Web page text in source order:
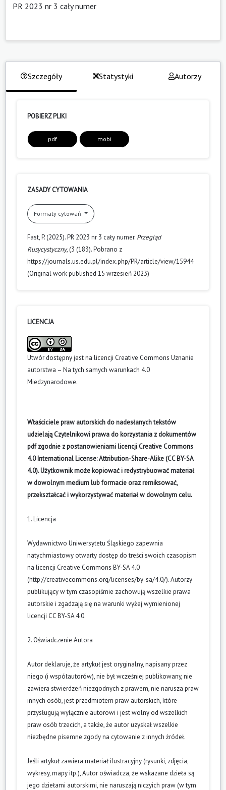
PR 2023 nr 3 cały numer
Szczegóły Statystyki Autorzy
POBIERZ PLIKI
pdf mobi
ZASADY CYTOWANIA
Formaty cytowań
Fast, P. (2025). PR 2023 nr 3 cały numer. Przegląd
Rusycystyczny, (3 (183). Pobrano z
https://journals.us.edu.pl/index.php/PR/article/view/15944
(Original work published 15 wrzesień 2023)
LICENCJA
Utwór dostępny jest na licencji Creative Commons Uznanie
autorstwa – Na tych samych warunkach 4.0
Miedzynarodowe.
Właściciele praw autorskich do nadesłanych tekstów
udzielają Czytelnikowi prawa do korzystania z dokumentów
pdf zgodnie z postanowieniami licencji Creative Commons
4.0 International License: Attribution-Share-Alike (CC BY-SA
4.0). Użytkownik może kopiować i redystrybuować materiał
w dowolnym medium lub formacie oraz remiksować,
przekształcać i wykorzystywać materiał w dowolnym celu.
1. Licencja
Wydawnictwo Uniwersytetu Śląskiego zapewnia
natychmiastowy otwarty dostęp do treści swoich czasopism
na licencji Creative Commons BY-SA 4.0
(http://creativecommons.org/licenses/by-sa/4.0/). Autorzy
publikujący w tym czasopiśmie zachowują wszelkie prawa
autorskie i zgadzają się na warunki wyżej wymienionej
licencji CC BY-SA 4.0.
2. Oświadczenie Autora
Autor deklaruje, że artykuł jest oryginalny, napisany przez
niego (i współautorów), nie był wcześniej publikowany, nie
zawiera stwierdzeń niezgodnych z prawem, nie narusza praw
innych osób, jest przedmiotem praw autorskich, które
przysługują wyłącznie autorowi i jest wolny od wszelkich
praw osób trzecich, a także, że autor uzyskał wszelkie
niezbędne pisemne zgody na cytowanie z innych źródeł.
Jeśli artykuł zawiera materiał ilustracyjny (rysunki, zdjęcia,
wykresy, mapy itp.), Autor oświadcza, że wskazane dzieła są
jego dziełami autorskimi, nie naruszają niczyich praw (w tym